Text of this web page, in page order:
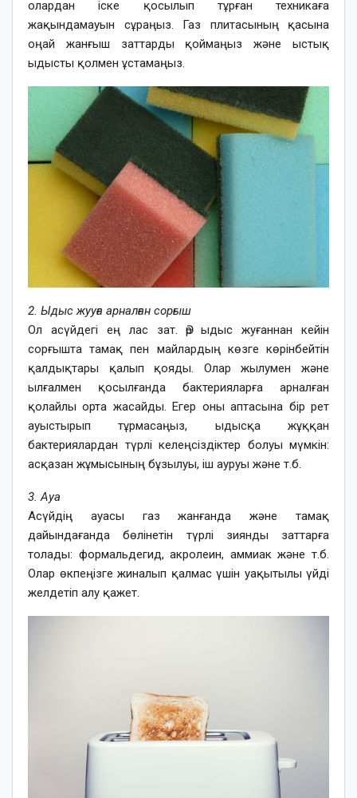
олардан іске қосылып тұрған техникаға
жақындамауын сұраңыз. Газ плитасының қасына
оңай жанғыш заттарды қоймаңыз және ыстық
ыдысты қолмен ұстамаңыз.
2. Ыдыс жууға арналған сорғыш
Ол асүйдегі ең лас зат. Әр ыдыс жуғаннан кейін
сорғышта тамақ пен майлардың көзге көрінбейтін
қалдықтары қалып қояды. Олар жылумен және
ылғалмен қосылғанда бактерияларға арналған
қолайлы орта жасайды. Егер оны аптасына бір рет
ауыстырып тұрмасаңыз, ыдысқа жұққан
бактериялардан түрлі келеңсіздіктер болуы мүмкін:
асқазан жұмысының бұзылуы, іш ауруы және т.б.
3. Ауа
Асүйдің ауасы газ жанғанда және тамақ
дайындағанда бөлінетін түрлі зиянды заттарға
толады: формальдегид, акролеин, аммиак және т.б.
Олар өкпеңізге жиналып қалмас үшін уақытылы үйді
желдетіп алу қажет.